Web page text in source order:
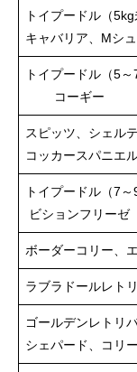
トイプードル（
キャバリア、Mシ
トイプードル（5
コーギー
スピッツ、シェル
コッカースパニエ
トイプードル（7
ビションフリーゼ
ボーダーコリー、
ラブラドールレト
ゴールデンレトリ
シェパード、コリー